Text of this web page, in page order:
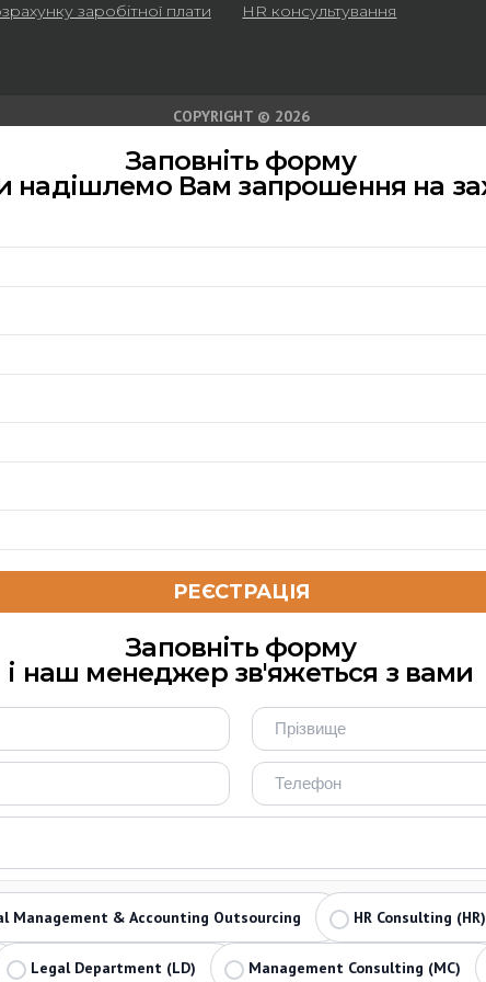
заробітної плати HR консультування
COPYRIGHT © 2026
Заповніть форму
надішлемо Вам запрошення на
Заповніть форму
і наш менеджер зв'яжеться з вами
Management & Accounting Outsourcing HR Consulting (HR)
Legal Department (LD) Management Consulting (MC)